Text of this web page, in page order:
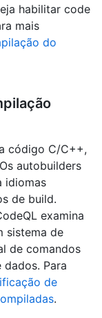
habilitar code
mais
do
código C/C++,
autobuilders
idiomas
de build.
examina
sistema de
de comandos
Para
de
.